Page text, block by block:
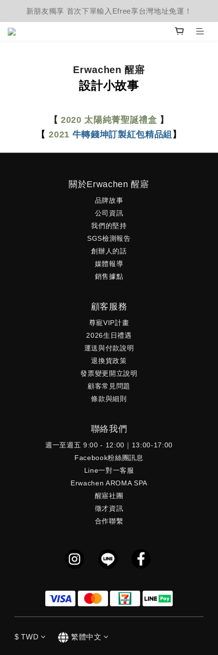
新朋友獨享 首次下單輸入Efree享台灣地址免運！
Erwachen 醒寤
設計小故事
【2020 太陽純菁聖誕禮盒 】
【 2021 牛轉錢坤訂製紅包精品組 】
關於Erwachen 醒寤
品牌故事
公司資訊
我們的堅持
SGS檢測報告
創辦人的話
媒體報導
銷售據點
顧客服務
尊寵VIP計畫
2026生日禮遇
運送與付款說明
退換貨政策
發票變更開立說明
顧客常見問題
條款與細則
聯絡我們
週一至週五 9:00 - 12:00｜13:00-17:00
Facebook粉絲團訊息
Line一對一客服
Erwachen AROMA SPA
醒寤社團
徵才資訊
合作聯繫
$ TWD 繁體中文